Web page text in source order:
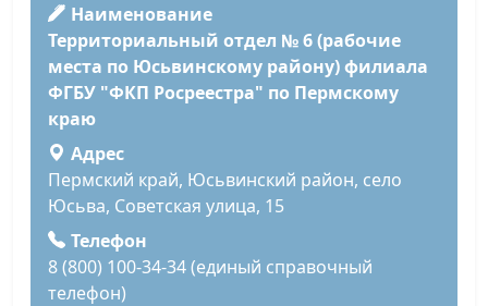
Наименование
Территориальный отдел № 6 (рабочие
места по Юсьвинскому району) филиала
ФГБУ "ФКП Росреестра" по Пермскому
краю
Адрес
Пермский край, Юсьвинский район, село
Юсьва, Советская улица, 15
Телефон
8 (800) 100-34-34 (единый справочный
телефон)